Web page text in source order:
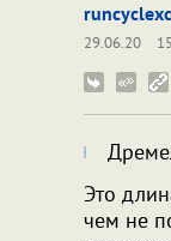
29.06.20
Это
чем не